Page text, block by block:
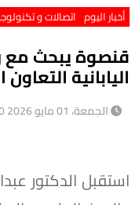
أخبار اليوم اتصالات و
قنصوة يبحث مع
اليابانية
الجمعة، 01 مايو 2026 12:30 م
استقبل الدكتور